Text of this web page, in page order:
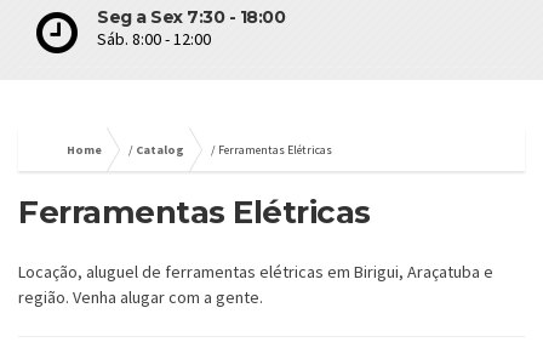
Seg a Sex 7:30 - 18:00
Sáb. 8:00 - 12:00
Home / Catalog / Ferramentas Elétricas
Ferramentas Elétricas
Locação, aluguel de ferramentas elétricas em Birigui, Araçatuba e
região. Venha alugar com a gente.